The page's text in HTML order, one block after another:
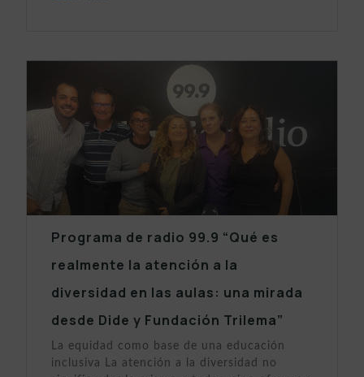
Programa de radio 99.9 “Qué es
realmente la atención a la
diversidad en las aulas: una mirada
desde Dide y Fundación Trilema”
La equidad como base de una educación
inclusiva La atención a la diversidad no